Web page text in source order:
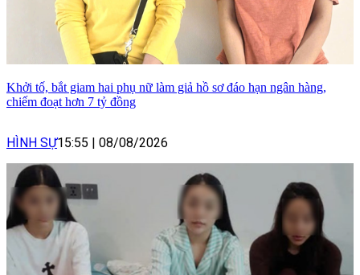
Khởi tố, bắt giam hai phụ nữ làm giả hồ sơ đáo hạn ngân hàng,
chiếm đoạt hơn 7 tỷ đồng
HÌNH SỰ15:55 08/08/2026